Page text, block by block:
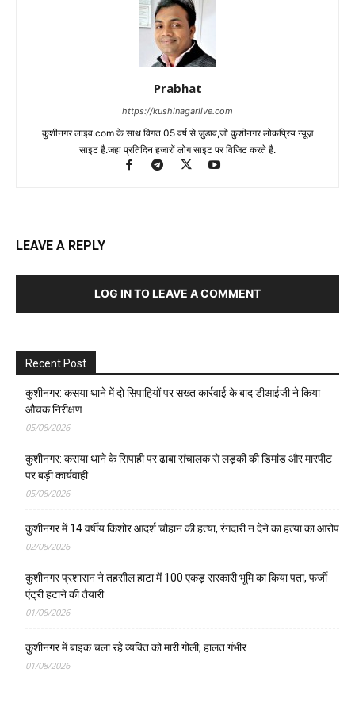
Prabhat
https://kushinagarlive.com
कुशीनगर लाइव.com के साथ विगत 05 वर्ष से जुडाव,जो कुशीनगर लोकप्रिय न्यूज़
साइट है.जहा प्रतिदिन हजारों लोग साइट पर विजिट करते है.
LEAVE A REPLY
LOG IN TO LEAVE A COMMENT
Recent Post
कुशीनगर: कसया थाने में दो सिपाहियों पर सख्त कार्रवाई के बाद डीआईजी ने किया
औचक निरीक्षण
05/08/2026
कुशीनगर: कसया थाने के सिपाही पर ढाबा संचालक से लड़की की डिमांड और मारपीट
पर बड़ी कार्यवाही
05/08/2026
कुशीनगर में 14 वर्षीय किशोर आदर्श चौहान की हत्या, रंगदारी न देने का हत्या का आरोप
02/08/2026
कुशीनगर प्रशासन ने तहसील हाटा में 100 एकड़ सरकारी भूमि का किया पता, फर्जी
एंट्री हटाने की तैयारी
01/08/2026
कुशीनगर में बाइक चला रहे व्यक्ति को मारी गोली, हालत गंभीर
01/08/2026